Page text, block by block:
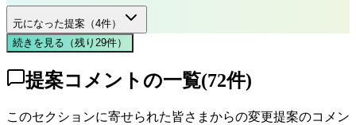
元になった提案（4件）
続きを見る（残り 29件）
提案コメントの一覧(72件)
このセクションに寄せられた皆さまからの変更提案のコメン